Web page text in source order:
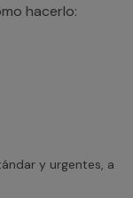
hacerlo:
y urgentes, a